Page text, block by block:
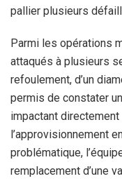
pallier plusieurs
Parmi les opérations
attaqués à plusieurs
refoulement, d’un
permis de constater
impactant
l’approvisionnement
problématique,
remplacement d’une